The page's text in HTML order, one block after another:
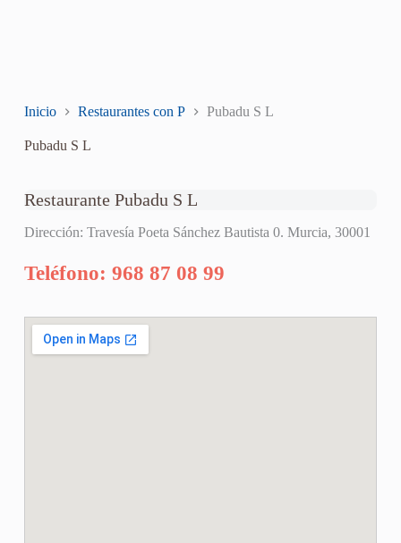
Inicio Restaurantes con P Pubadu S L
Pubadu S L
Restaurante Pubadu S L
Dirección: Travesía Poeta Sánchez Bautista 0. Murcia, 30001
Teléfono: 968 87 08 99